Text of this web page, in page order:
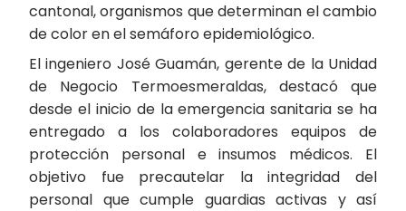
cantonal, organismos que determinan el cambio
de color en el semáforo epidemiológico.
El ingeniero José Guamán, gerente de la Unidad
de Negocio Termoesmeraldas, destacó que
desde el inicio de la emergencia sanitaria se ha
entregado a los colaboradores equipos de
protección personal e insumos médicos. El
objetivo fue precautelar la integridad del
personal que cumple guardias activas y así